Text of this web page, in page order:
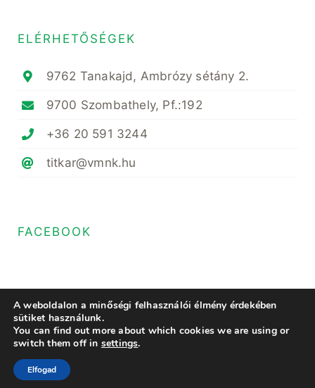
ELÉRHETŐSÉGEK
9762 Tanakajd, Ambrózy sétány 2.
9700 Szombathely, Pf.:192
+36 20 591 3244
titkar@vmnk.hu
FACEBOOK
© Copyright 2020- 2023 • Magyar Növényvédő Mérnöki és Növényorvosi
Kamara Vas Megyei Területi Szervezete • All Rights Reserved • Minden
A weboldalon a minőségi felhasználói élmény érdekében
sütiket használunk.
You can find out more about which cookies we are using or
switch them off in settings.
Elfogad